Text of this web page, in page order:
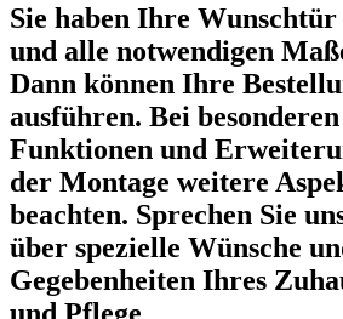
Sie haben Ihre Wunschtür
und alle notwendigen
Dann können Ihre
ausführen. Bei
Funktionen und
der Montage weitere
beachten. Sprechen Sie
über spezielle Wünsche
Gegebenheiten Ihres
und Pflege